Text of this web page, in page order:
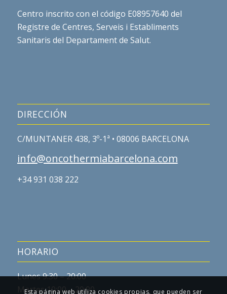
Centro inscrito con el código E08957640 del
Registre de Centres, Serveis i Establiments
Sanitaris del Departament de Salut.
DIRECCIÓN
C/MUNTANER 438, 3º-1ª • 08006 BARCELONA
info@oncothermiabarcelona.com
+34 931 038 222
HORARIO
Lunes 9:30 – 20:00
Martes 10:00 – 20:00
Esta página web utiliza cookies propias, que pueden ser